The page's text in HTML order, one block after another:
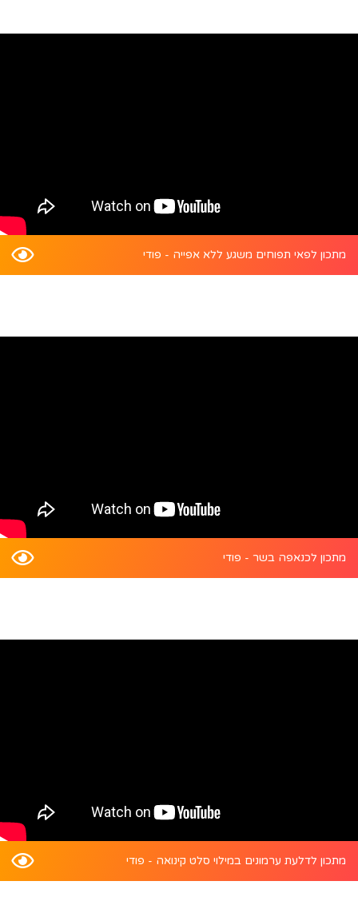
מתכון לפאי תפוחים משגע ללא אפייה - פודי
מתכון לכנאפה בשר - פודי
מתכון לדלעת ערמונים במילוי סלט קינואה - פודי